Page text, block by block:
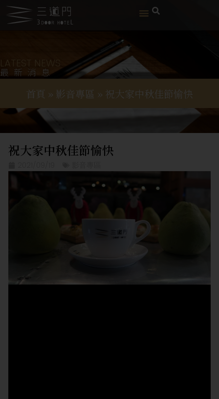
LATEST NEWS
最新消息
首頁 » 影音專區 » 祝大家中秋佳節愉快
祝大家中秋佳節愉快